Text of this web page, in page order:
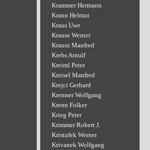
Krammer Hermann
Krann Helmut
Kraus Uwe
Krause Werner
Krausz Manfred
Krebs Arnulf
Kreiml Peter
Kreisel Manfred
Krejci Gerhard
Kremser Wolfgang
Krenn Folker
Krieg Peter
Krimmer Robert J.
Kristufek Werner
Krivanek Wolfgang